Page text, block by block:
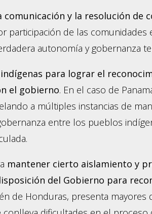
y la resolución de
participación de las comunidades
autonomía y gobernanza
para lograr el
el gobierno. En el caso de
a múltiples instancias de
entre los pueblos
mantener cierto aislamiento y
del Gobierno para
de Honduras, presenta mayores